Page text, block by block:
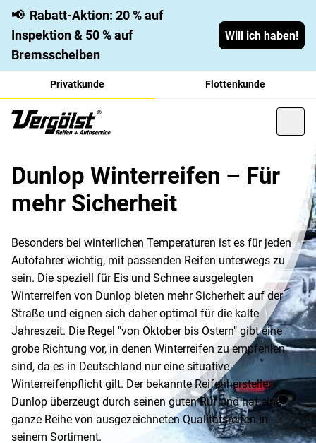
📢 Rabatt-Aktion: 20 % auf
Inspektion & 50 % auf
Bremsscheiben
Will ich haben!
Privatkunde Flottenkunde
Dunlop Winterreifen – Für
mehr Sicherheit
Besonders bei winterlichen Temperaturen ist es für jeden
Autofahrer wichtig, mit passenden Reifen unterwegs zu
sein. Die speziell für Eis und Schnee ausgelegten
Winterreifen von Dunlop bieten mehr Sicherheit auf der
Straße und eignen sich daher optimal für die kalte
Jahreszeit. Die Regel "von Oktober bis Ostern" gibt eine
grobe Richtung vor, in denen Winterreifen zu empfehlen
sind, da es in Deutschland nur eine situative
Winterreifenpflicht gilt. Der bekannte Reifenhersteller
Dunlop überzeugt durch seinen guten Ruf und hat eine
ganze Reihe von ausgezeichneten Qualitätsreifen in
seinem Sortiment.